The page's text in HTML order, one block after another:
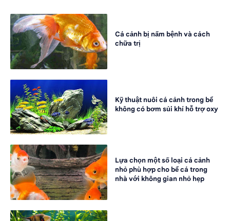
Cá cảnh bị nấm bệnh và cách
chữa trị
Kỹ thuật nuôi cá cảnh trong bể
không có bơm sủi khí hỗ trợ oxy
Lựa chọn một số loại cá cảnh
nhỏ phù hợp cho bể cá trong
nhà với không gian nhỏ hẹp